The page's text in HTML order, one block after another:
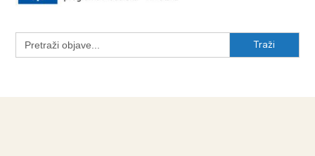
Search
for: